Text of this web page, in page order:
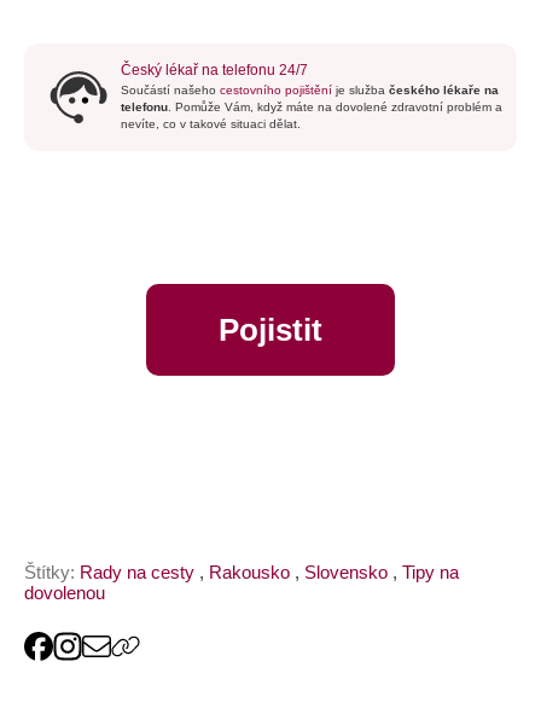
Český lékař na telefonu 24/7
Součástí našeho cestovního pojištěníje služba českého lékaře na
telefonu. Pomůže Vám, když máte na dovolené zdravotní problém a
nevíte, co v takové situaci dělat.
Pojistit
Štítky: Rady na cesty , Rakousko , Slovensko , Tipy na
dovolenou